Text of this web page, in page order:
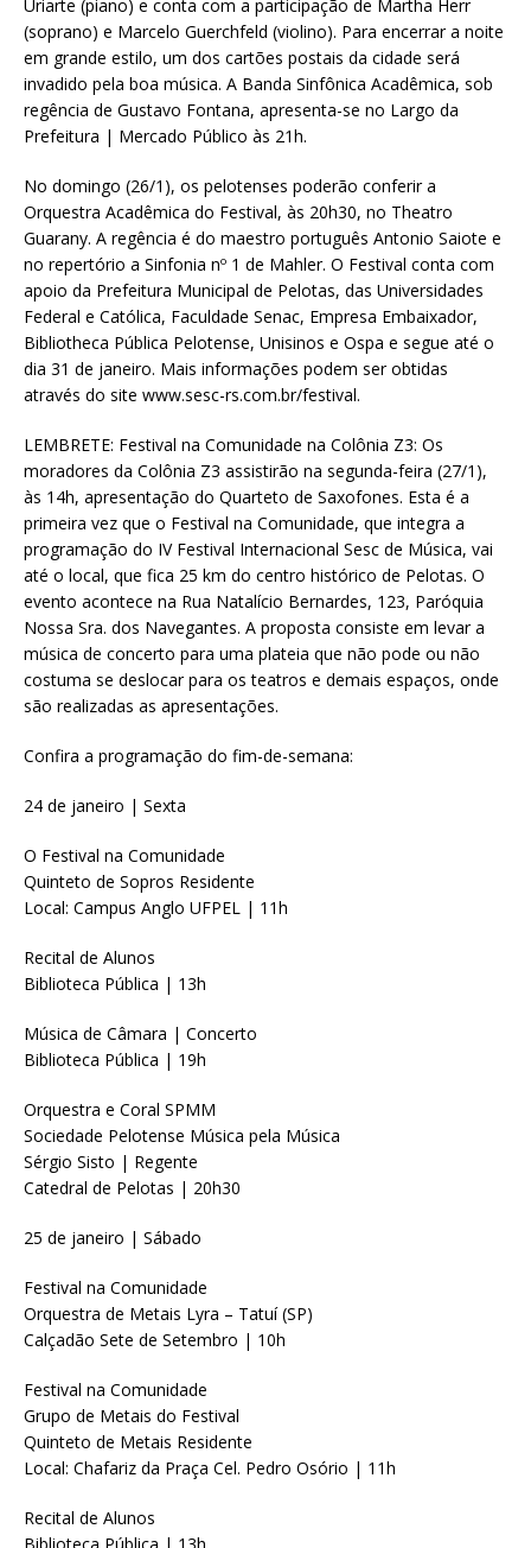
Uriarte (piano) e conta com a participação de Martha Herr
(soprano) e Marcelo Guerchfeld (violino). Para encerrar a noite
em grande estilo, um dos cartões postais da cidade será
invadido pela boa música. A Banda Sinfônica Acadêmica, sob
regência de Gustavo Fontana, apresenta-se no Largo da
Prefeitura | Mercado Público às 21h.
No domingo (26/1), os pelotenses poderão conferir a
Orquestra Acadêmica do Festival, às 20h30, no Theatro
Guarany. A regência é do maestro português Antonio Saiote e
no repertório a Sinfonia nº 1 de Mahler. O Festival conta com
apoio da Prefeitura Municipal de Pelotas, das Universidades
Federal e Católica, Faculdade Senac, Empresa Embaixador,
Bibliotheca Pública Pelotense, Unisinos e Ospa e segue até o
dia 31 de janeiro. Mais informações podem ser obtidas
através do site www.sesc-rs.com.br/festival.
LEMBRETE: Festival na Comunidade na Colônia Z3: Os
moradores da Colônia Z3 assistirão na segunda-feira (27/1),
às 14h, apresentação do Quarteto de Saxofones. Esta é a
primeira vez que o Festival na Comunidade, que integra a
programação do IV Festival Internacional Sesc de Música, vai
até o local, que fica 25 km do centro histórico de Pelotas. O
evento acontece na Rua Natalício Bernardes, 123, Paróquia
Nossa Sra. dos Navegantes. A proposta consiste em levar a
música de concerto para uma plateia que não pode ou não
costuma se deslocar para os teatros e demais espaços, onde
são realizadas as apresentações.
Confira a programação do fim-de-semana:
24 de janeiro | Sexta
O Festival na Comunidade
Quinteto de Sopros Residente
Local: Campus Anglo UFPEL | 11h
Recital de Alunos
Biblioteca Pública | 13h
Música de Câmara | Concerto
Biblioteca Pública | 19h
Orquestra e Coral SPMM
Sociedade Pelotense Música pela Música
Sérgio Sisto | Regente
Catedral de Pelotas | 20h30
25 de janeiro | Sábado
Festival na Comunidade
Orquestra de Metais Lyra – Tatuí (SP)
Calçadão Sete de Setembro | 10h
Festival na Comunidade
Grupo de Metais do Festival
Quinteto de Metais Residente
Local: Chafariz da Praça Cel. Pedro Osório | 11h
Recital de Alunos